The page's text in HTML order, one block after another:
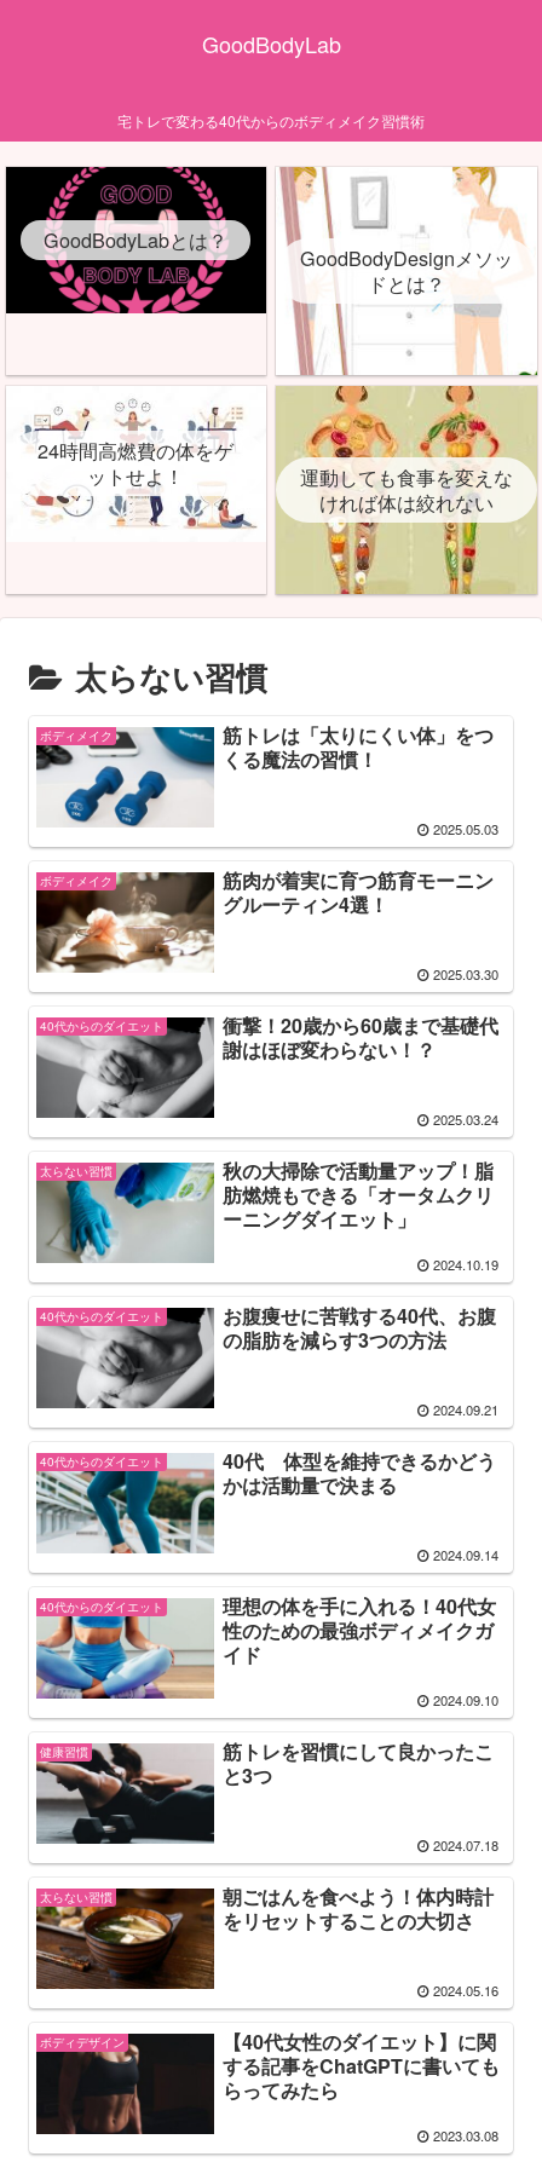
GoodBodyLab
宅トレで変わる40代からのボディメイク習慣術
GoodBodyLabとは？
GoodBodyDesignメソッ
ドとは？
24時間高燃費の体をゲ
ットせよ！
運動しても食事を変えな
ければ体は絞れない
太らない習慣
ボディメイク
筋トレは「太りにくい体」をつ
くる魔法の習慣！
2025.05.03
ボディメイク
筋肉が着実に育つ筋育モーニン
グルーティン4選！
2025.03.30
40代からのダイエット
衝撃！20歳から60歳まで基礎代
謝はほぼ変わらない！？
2025.03.24
太らない習慣
秋の大掃除で活動量アップ！脂
肪燃焼もできる「オータムクリ
ーニングダイエット」
2024.10.19
40代からのダイエット
お腹痩せに苦戦する40代、お腹
の脂肪を減らす3つの方法
2024.09.21
40代からのダイエット
40代 体型を維持できるかどう
かは活動量で決まる
2024.09.14
40代からのダイエット
理想の体を手に入れる！40代女
性のための最強ボディメイクガ
イド
2024.09.10
健康習慣
筋トレを習慣にして良かったこ
と3つ
2024.07.18
太らない習慣
朝ごはんを食べよう！体内時計
をリセットすることの大切さ
2024.05.16
ボディデザイン
【40代女性のダイエット】に関
する記事をChatGPTに書いても
らってみたら
2023.03.08